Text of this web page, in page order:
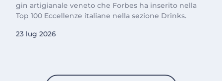
gin artigianale veneto che Forbes ha inserito nella
Top 100 Eccellenze italiane nella sezione Drinks.
23 lug 2026